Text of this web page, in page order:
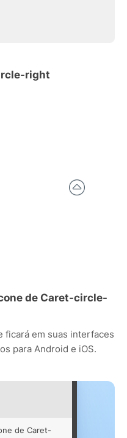
right
de Caret-circle-
ficará em suas interfaces
para Android e iOS.
de Caret-